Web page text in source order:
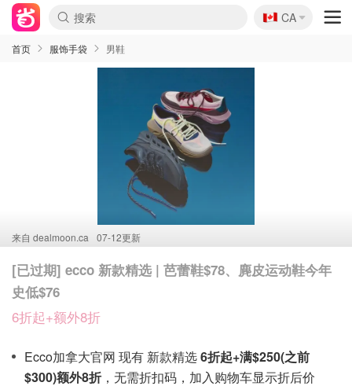
🇨🇦
CA
首页 服饰手袋 男鞋
来自 dealmoon.ca 07-12更新
[已过期] ecco 新款精选 | 芭蕾鞋$78、麂皮运动鞋今年
史低$76
6折起+额外8折
Ecco加拿大官网 现有 新款精选6折起+满$250(之前
$300)额外8折 ，无需折扣码，加入购物车显示折后价